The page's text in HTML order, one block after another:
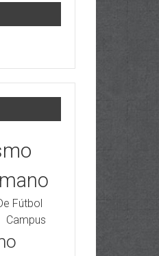
Fútbol
Campus